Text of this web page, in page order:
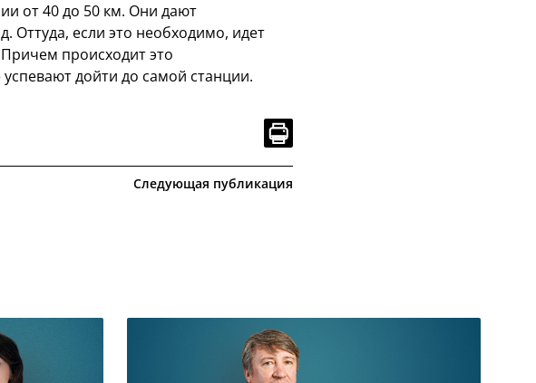
от 40 до 50 км. Они дают
если это необходимо, идет
происходит это
дойти до самой станции.
Следующая публикация